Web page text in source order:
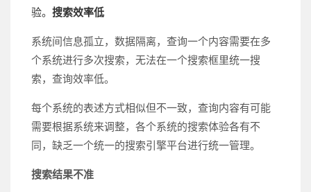
验。 搜索效率低
系统间信息孤立，数据隔离，查询一个内容需要在多
个系统进行多次搜索，无法在一个搜索框里统一搜
索，查询效率低。
每个系统的表述方式相似但不一致，查询内容有可能
需要根据系统来调整，各个系统的搜索体验各有不
同，缺乏一个统一的搜索引擎平台进行统一管理。
搜索结果不准